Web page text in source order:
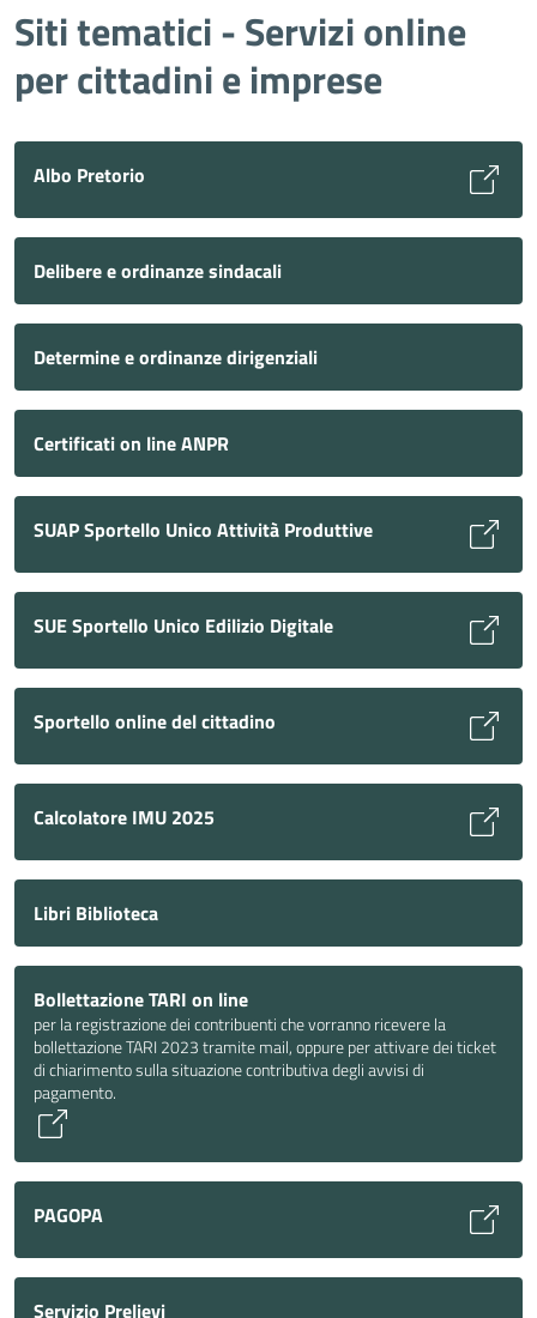
Siti tematici - Servizi online
per cittadini e imprese
Albo Pretorio
Delibere e ordinanze sindacali
Determine e ordinanze dirigenziali
Certificati on line ANPR
SUAP Sportello Unico Attività Produttive
SUE Sportello Unico Edilizio Digitale
Sportello online del cittadino
Calcolatore IMU 2025
Libri Biblioteca
Bollettazione TARI on line
per la registrazione dei contribuenti che vorranno ricevere la
bollettazione TARI 2023 tramite mail, oppure per attivare dei ticket
di chiarimento sulla situazione contributiva degli avvisi di
pagamento.
PAGOPA
Servizio Prelievi